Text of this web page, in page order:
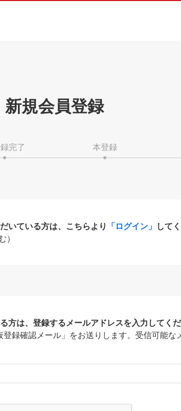
新規会員登録
完了 本登録
いている方は、こちらより 「ログイン」 して
）
方は、登録するメールアドレスを入力してくだ
録確認メール」をお送りします。受信可能な